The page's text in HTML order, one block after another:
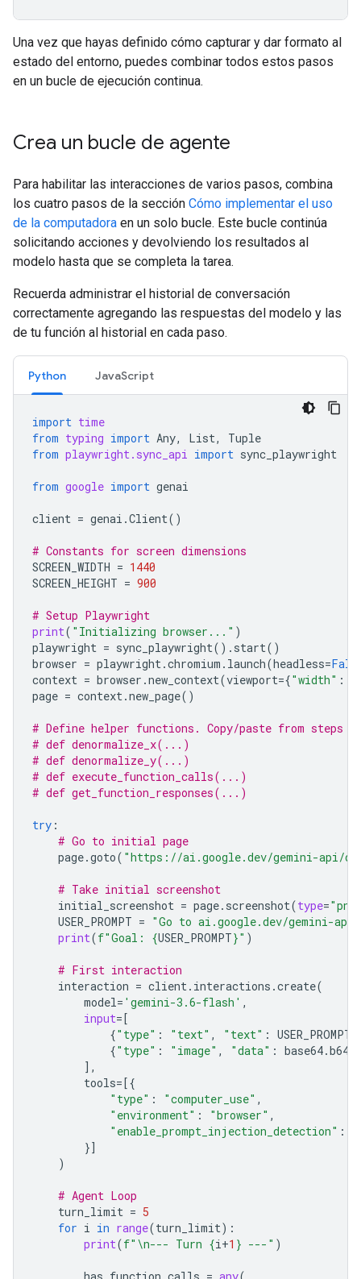
Una vez que hayas definido cómo capturar y dar formato al
estado del entorno, puedes combinar todos estos pasos
en un bucle de ejecución continua.
Crea un bucle de agente
Para habilitar las interacciones de varios pasos, combina
los cuatro pasos de la sección Cómo implementar el uso
de la computadora en un solo bucle. Este bucle continúa
solicitando acciones y devolviendo los resultados al
modelo hasta que se completa la tarea.
Recuerda administrar el historial de conversación
correctamente agregando las respuestas del modelo y las
de tu función al historial en cada paso.
Python JavaScript
import time
from typing import Any, List,
Tuple
from playwright.sync_api import sync_playwright
from google import genai
client = genai .Client()
# Constants for screen dimensions
SCREEN_WIDTH = 1440
SCREEN_HEIGHT = 900
# Setup Playwright
print( "Initializing browser..." )
playwright = sync_playwright() . start()
browser = playwright.chromium . launch(headless=
context = browser .new_context(viewport={"width" :
page = context.new_page()
# Define helper functions. Copy/paste from steps 3
# def denormalize_x(...)
# def denormalize_y(...)
# def execute_function_calls(...)
# def get_function_responses(...)
try :
# Go to initial page
page.goto( "https://ai.google.dev/gemini-api/
# Take initial screenshot
initial_screenshot = page. screenshot(type=
USER_PROMPT = "Go to ai.google.dev/gemini-
print(f"Goal: {USER_PROMPT}" )
# First interaction
interaction = client. interactions .create(
model= 'gemini-3.6-flash' ,
input=[
{"type" : "text" , "text" : USER_PROMPT
{"type" : "image" , "data" : base64.
],
tools=[{
"type" : "computer_use" ,
"environment" : "browser" ,
"enable_prompt_injection_detection" :
}]
)
# Agent Loop
turn_limit = 5
for i in range(turn_limit):
print(f" \n--- Turn {i+1 } ---" )